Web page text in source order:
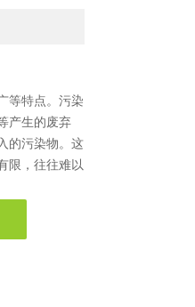
等特点。污染
产生的废弃
的污染物。这
限，往往难以